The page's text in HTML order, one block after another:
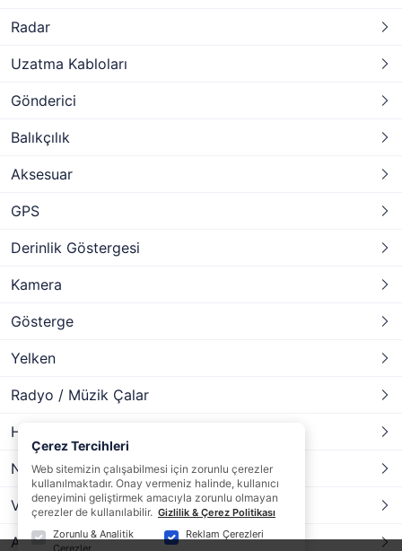
Radar
Uzatma Kabloları
Gönderici
Balıkçılık
Aksesuar
GPS
Derinlik Göstergesi
Kamera
Gösterge
Yelken
Radyo / Müzik Çalar
Hoparlör
NMEA 2000 Kablo ve konnektör
Vhf Aksesuarları
Anten
Çerez Tercihleri
Web sitemizin çalışabilmesi için zorunlu çerezler
kullanılmaktadır. Onay vermeniz halinde, kullanıcı
deneyimini geliştirmek amacıyla zorunlu olmayan
çerezler de kullanılabilir. Gizlilik & Çerez Politikası
Zorunlu & Analitik
Çerezler
Reklam Çerezleri